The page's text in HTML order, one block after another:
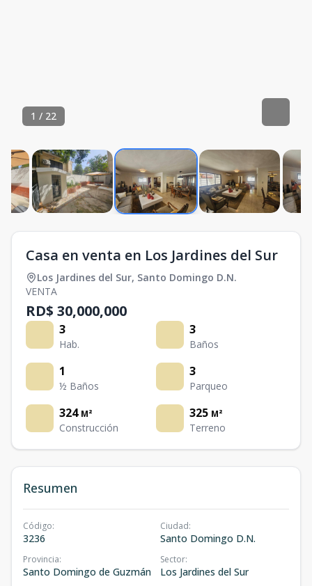
1 / 22
Casa en venta en Los Jardines del Sur
Los Jardines del Sur, Santo Domingo D.N.
VENTA
RD$ 30,000,000
3
Hab.
3
Baños
1
½ Baños
3
Parqueo
324 M²
Construcción
325 M²
Terreno
Resumen
Código:
3236
Ciudad:
Santo Domingo D.N.
Provincia:
Santo Domingo de Guzmán
Sector:
Los Jardines del Sur